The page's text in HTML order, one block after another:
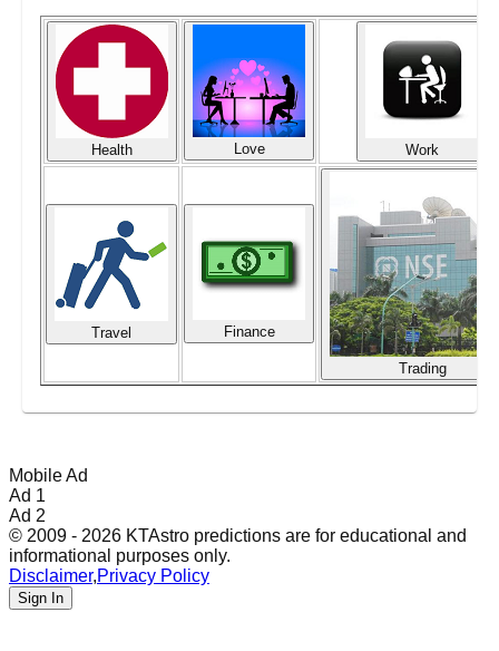
Health Love Work
Travel Finance
Trading
Mobile Ad
Ad 1
Ad 2
© 2009 - 2026 KTAstro predictions are for educational and
informational purposes only.
Disclaimer,Privacy Policy
Sign In